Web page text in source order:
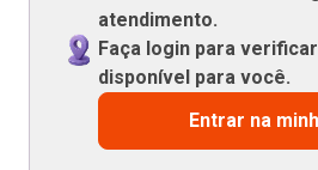
atendimento.
Faça login para
disponível para você.
Entrar na